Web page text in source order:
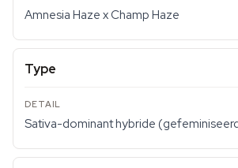
Amnesia Haze x Champ Haze
Type
Sativa-dominant hybride